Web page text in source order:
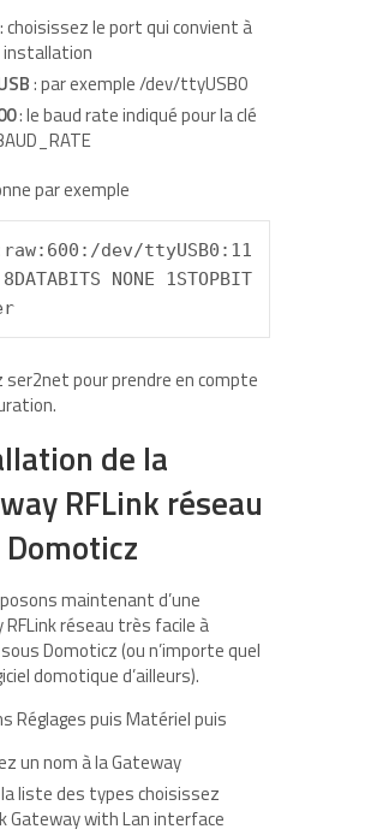
choisissez le port qui convient à
: par exemple /dev/ttyUSB0
: le baud rate indiqué pour la clé
par exemple
dev/ttyUSB0:11
NONE 1STOPBIT
ser2net pour prendre en compte
de la
RFLink réseau
maintenant d’une
réseau très facile à
Domoticz (ou n’importe quel
domotique d’ailleurs).
Réglages puis Matériel puis
un nom à la Gateway
liste des types choisissez
Gateway with Lan interface